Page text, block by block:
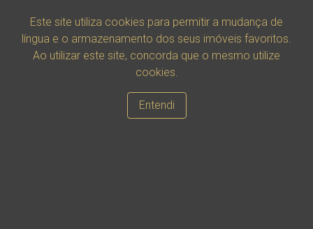
Este site utiliza cookies para permitir a mudança de
língua e o armazenamento dos seus imóveis favoritos.
Ao utilizar este site, concorda que o mesmo utilize
cookies.
Entendi